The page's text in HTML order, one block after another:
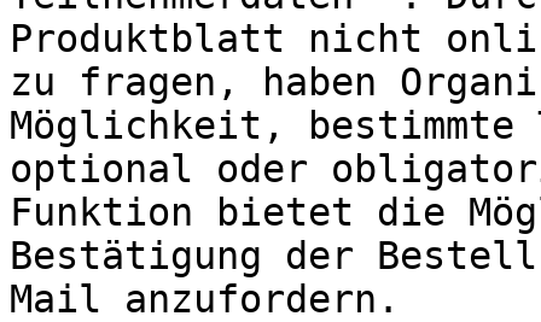
Produktblatt nicht
zu fragen, haben
Möglichkeit, bestimmte
optional oder
Funktion bietet die
Bestätigung der
Mail anzufordern.